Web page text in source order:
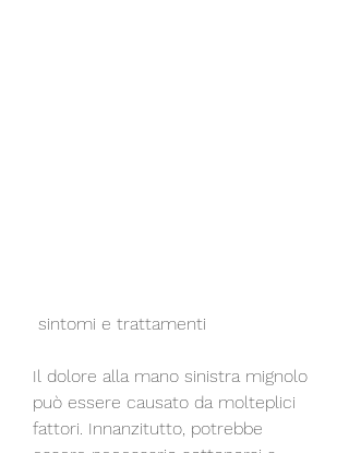
sintomi e trattamenti
Il dolore alla mano sinistra mignolo
può essere causato da molteplici
fattori. Innanzitutto, potrebbe